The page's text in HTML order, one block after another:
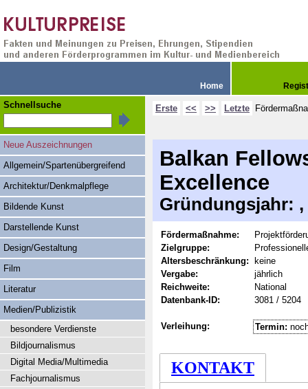
Home
Erste << >> Letzte
Balkan
Excellence
Gründungsjahr:
Fördermaßnahme:
Zielgruppe:
Altersbeschränkung:
keine
Vergabe:
jährlich
Reichweite:
National
Datenbank-ID:
3081 / 5204
Verleihung: Termin:
KONTAKT
Schnellsuche
Neue Auszeichnungen
Allgemein/Spartenübergreifend
Architektur/Denkmalpflege
Bildende Kunst
Darstellende Kunst
Design/Gestaltung
Film
Literatur
Medien/Publizistik
besondere Verdienste
Bildjournalismus
Digital Media/Multimedia
Fachjournalismus